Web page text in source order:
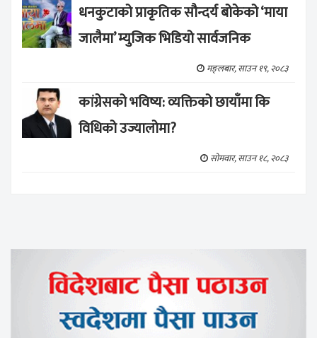
धनकुटाको प्राकृतिक सौन्दर्य बोकेको ‘माया
जालैमा’ म्युजिक भिडियो सार्वजनिक
मङ्लबार, साउन १९, २०८३
कांग्रेसको भविष्य: व्यक्तिको छायाँमा कि
विधिको उज्यालोमा?
सोमवार, साउन १८, २०८३